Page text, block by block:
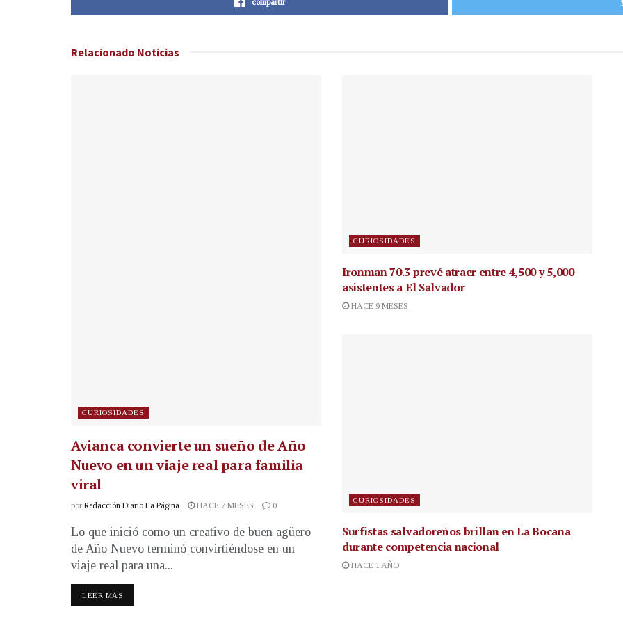
Relacionado Noticias
CURIOSIDADES
Avianca convierte un sueño de Año
Nuevo en un viaje real para familia
viral
por Redacción Diario La Página HACE 7 MESES 0
Lo que inició como un creativo de buen agüero
de Año Nuevo terminó convirtiéndose en un
viaje real para una...
LEER MÁS
CURIOSIDADES
Ironman 70.3 prevé atraer entre 4,500 y 5,000
asistentes a El Salvador
HACE 9 MESES
CURIOSIDADES
Surfistas salvadoreños brillan en La Bocana
durante competencia nacional
HACE 1 AÑO